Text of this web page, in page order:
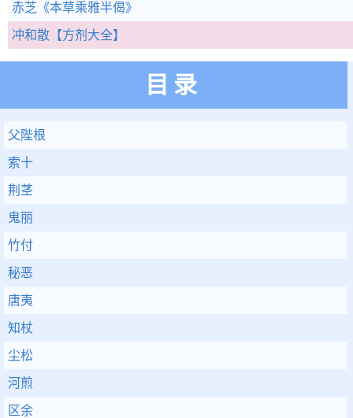
赤芝 《本草乘雅半偈》
冲和散 【方剂大全】
目录
父陛根
索十
荆茎
鬼丽
竹付
秘恶
唐夷
知杖
尘松
河煎
区余